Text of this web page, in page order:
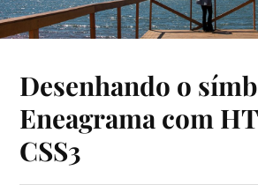
Desenhando o
Eneagrama com
CSS3